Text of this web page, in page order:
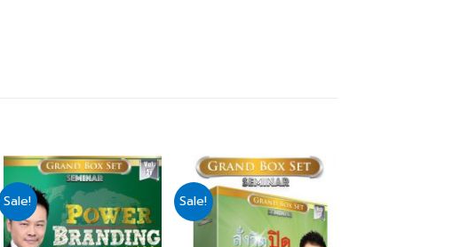
Sale!
Add
to
wishlist
Sale!
Add
wishlist